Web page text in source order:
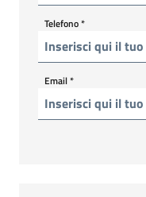
Telefono*
Email*